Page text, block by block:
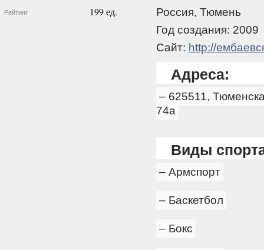
Рейтинг 199 ед.
Россия, Тюмень
Год создания: 2009
Сайт: http://
Адреса:
– 625511,
74а
Виды
– Армспорт
– Баскетбол
– Бокс